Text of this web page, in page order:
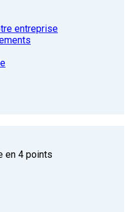
entreprise
en 4 points